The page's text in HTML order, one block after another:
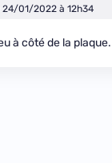
24/01/2022 à 12h34
à côté de la